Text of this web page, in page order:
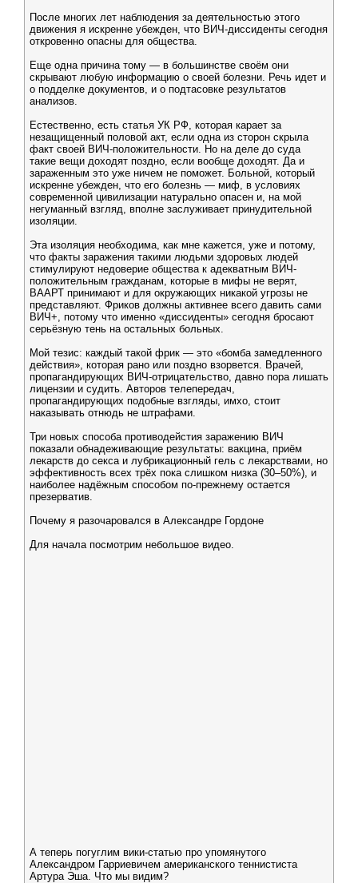
После многих лет наблюдения за деятельностью этого
движения я искренне убежден, что ВИЧ-диссиденты сегодня
откровенно опасны для общества.
Еще одна причина тому — в большинстве своём они
скрывают любую информацию о своей болезни. Речь идет и
о подделке документов, и о подтасовке результатов
анализов.
Естественно, есть статья УК РФ, которая карает за
незащищенный половой акт, если одна из сторон скрыла
факт своей ВИЧ-положительности. Но на деле до суда
такие вещи доходят поздно, если вообще доходят. Да и
зараженным это уже ничем не поможет. Больной, который
искренне убежден, что его болезнь — миф, в условиях
современной цивилизации натурально опасен и, на мой
негуманный взгляд, вполне заслуживает принудительной
изоляции.
Эта изоляция необходима, как мне кажется, уже и потому,
что факты заражения такими людьми здоровых людей
стимулируют недоверие общества к адекватным ВИЧ-
положительным гражданам, которые в мифы не верят,
ВААРТ принимают и для окружающих никакой угрозы не
представляют. Фриков должны активнее всего давить сами
ВИЧ+, потому что именно «диссиденты» сегодня бросают
серьёзную тень на остальных больных.
Мой тезис: каждый такой фрик — это «бомба замедленного
действия», которая рано или поздно взорвется. Врачей,
пропагандирующих ВИЧ-отрицательство, давно пора лишать
лицензии и судить. Авторов телепередач,
пропагандирующих подобные взгляды, имхо, стоит
наказывать отнюдь не штрафами.
Три новых способа противодейстия заражению ВИЧ
показали обнадеживающие результаты: вакцина, приём
лекарств до секса и лубрикационный гель с лекарствами, но
эффективность всех трёх пока слишком низка (30–50%), и
наиболее надёжным способом по-прежнему остается
презерватив.
Почему я разочаровался в Александре Гордоне
Для начала посмотрим небольшое видео.
А теперь погуглим вики-статью про упомянутого
Александром Гарриевичем американского теннистиста
Артура Эша. Что мы видим?